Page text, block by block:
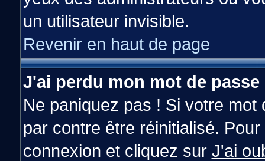
un utilisateur invisible.
Revenir en haut de page
J'ai perdu mon mot de passe
Ne paniquez pas ! Si votre
par contre être réinitialisé.
connexion et cliquez sur J'ai